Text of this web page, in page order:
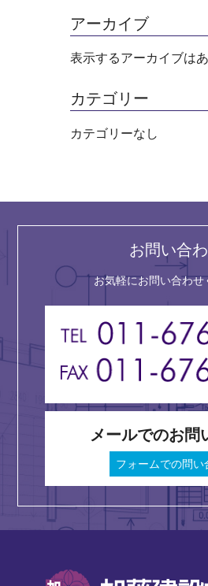
アーカイブ
表示するアーカイブはあ
カテゴリー
カテゴリーなし
お問い合
お気軽にお問い合わせ
メールでのお問
フォームでの問い